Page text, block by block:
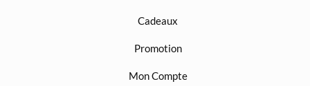
Cadeaux
Promotion
Mon Compte